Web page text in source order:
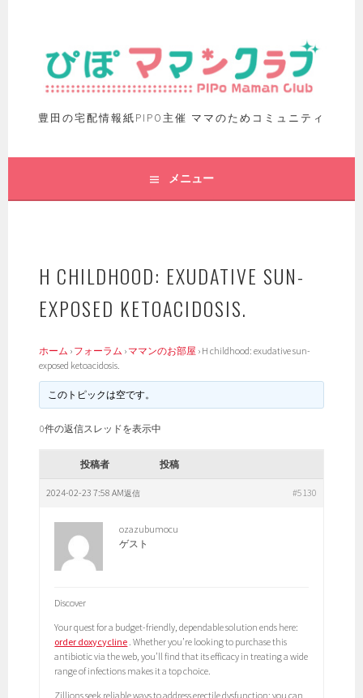
豊田の宅配情報紙PIPO主催 ママのためコミュニティ
メニュー
H CHILDHOOD: EXUDATIVE SUN-
EXPOSED KETOACIDOSIS.
ホーム › フォーラム › ママンのお部屋 › H childhood: exudative sun-
exposed ketoacidosis.
このトピックは空です。
0件の返信スレッドを表示中
投稿者 投稿
2024-02-23 7:58 AM #5130
返信
ozazubumocu
ゲスト
Discover
Your quest for a budget-friendly, dependable solution ends here:
order doxycycline . Whether you’re looking to purchase this
antibiotic via the web, you’ll find that its efficacy in treating a wide
range of infections makes it a top choice.
Zillions seek reliable ways to address erectile dysfunction; you can